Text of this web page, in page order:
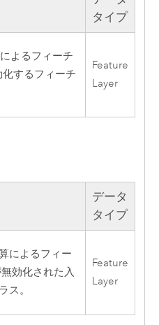
タイプ
よるフィーチ
するフィーチ
Feature
Layer
データ
タイプ
によるフィー
効化された入
ス。
Feature
Layer